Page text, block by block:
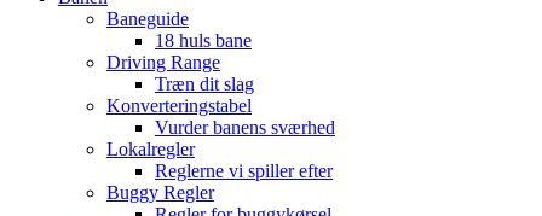
Baneguide
18 huls bane
Driving Range
Træn dit slag
Konverteringstabel
Vurder banens sværhed
Lokalregler
Reglerne vi spiller efter
Buggy Regler